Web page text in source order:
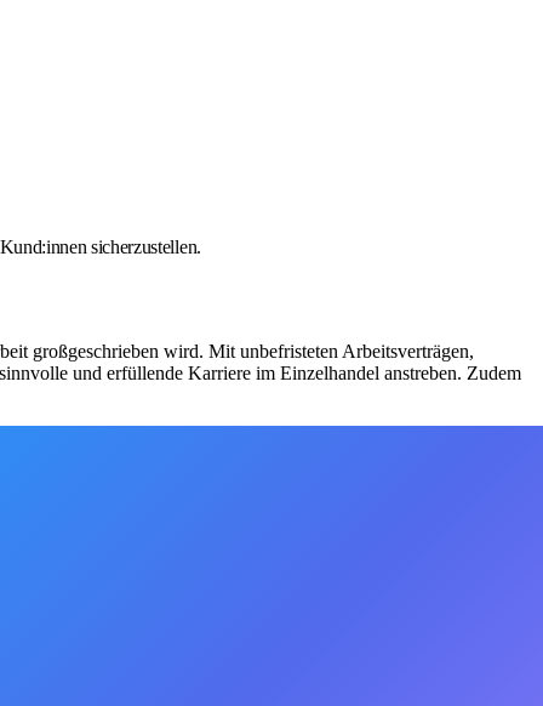
sicherzustellen.
großgeschrieben wird. Mit unbefristeten Arbeitsverträgen,
und erfüllende Karriere im Einzelhandel anstreben. Zudem